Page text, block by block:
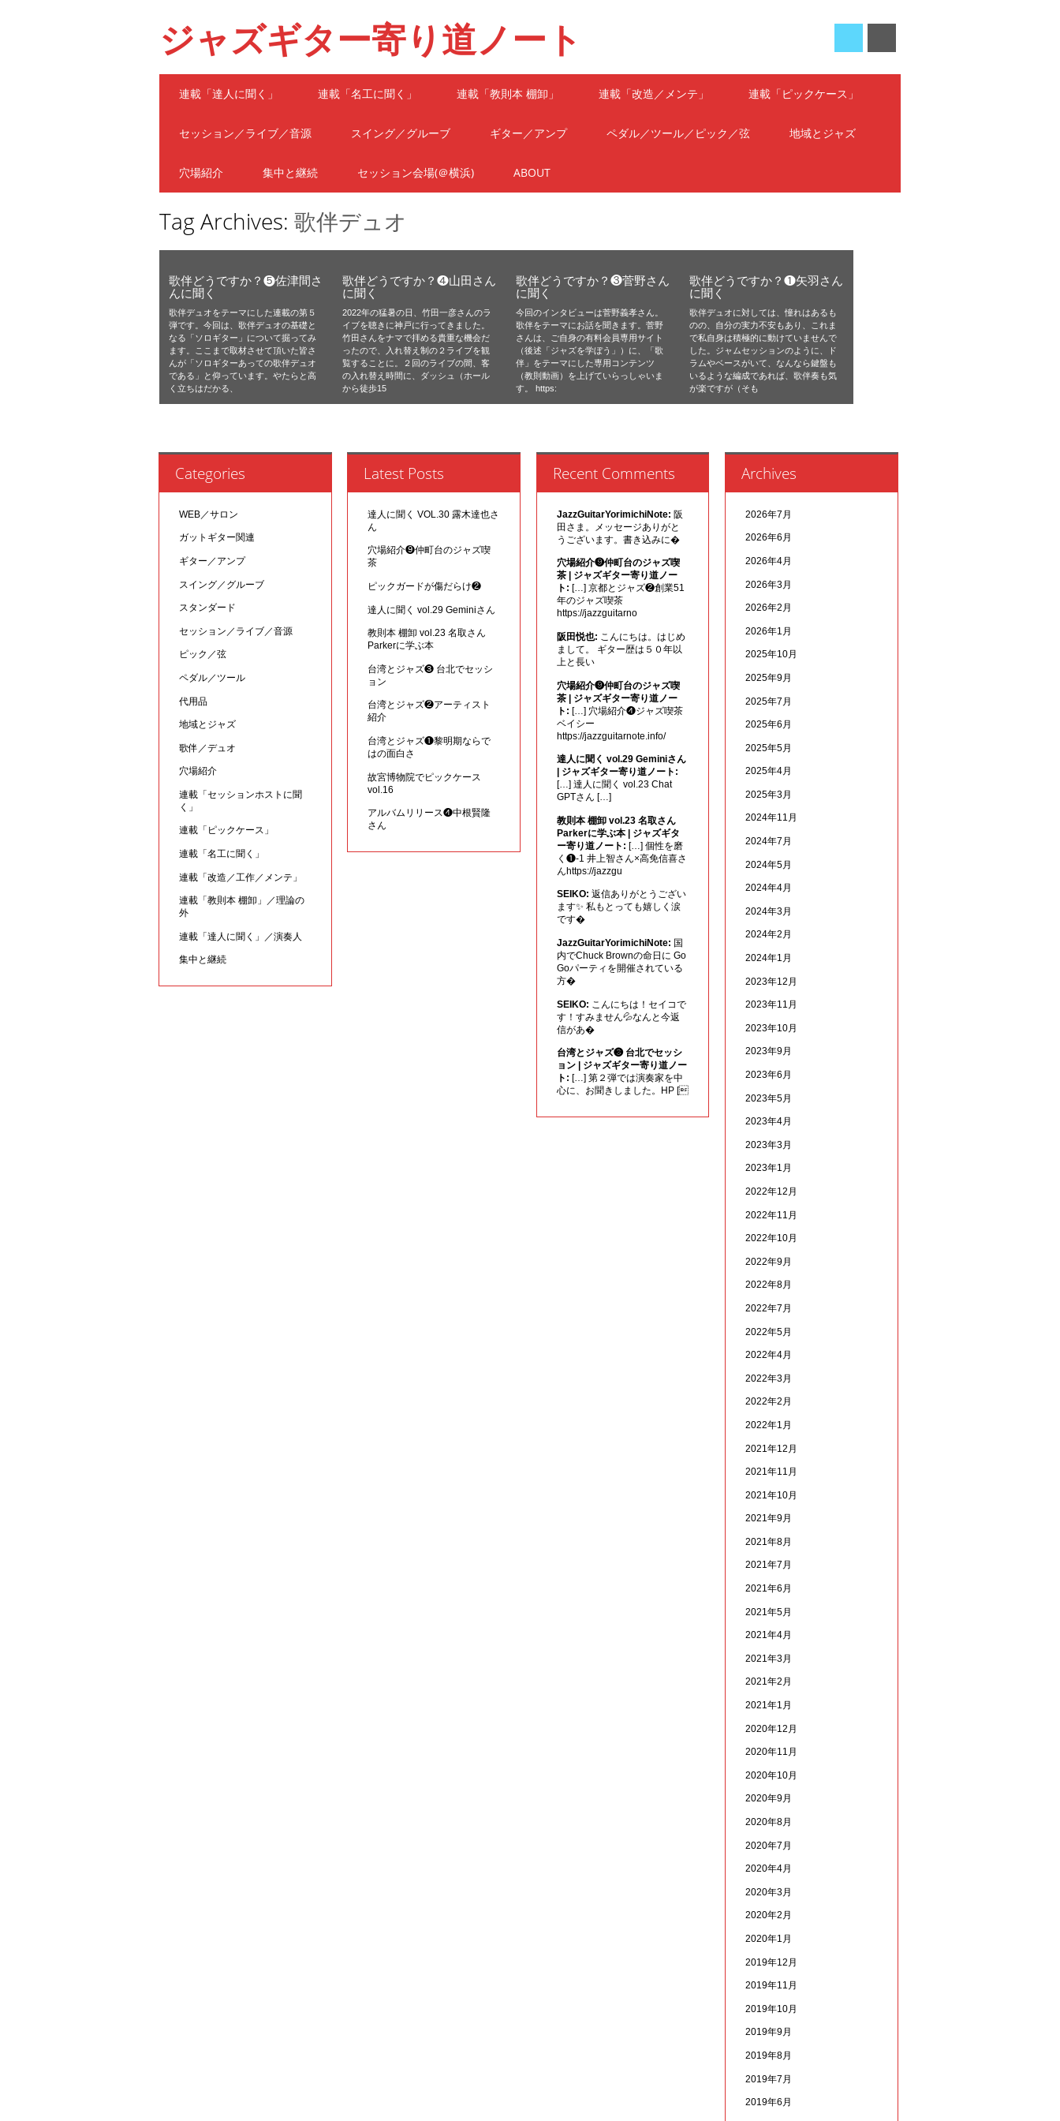
ジャズギター寄り道ノート
Main menu
連載「達人に聞く」 連載「名工に聞く」 連載「教則本 棚卸」 連載「改造／メンテ」 連載「ピックケース」
セッション／ライブ／音源 スイング／グルーブ ギター／アンプ ペダル／ツール／ピック／弦 地域とジャズ
穴場紹介 集中と継続 セッション会場(＠横浜) ABOUT
Tag Archives:歌伴デュオ
歌伴どうですか？❺佐津間さ
んに聞く
歌伴デュオをテーマにした連載の第５
弾です。今回は、歌伴デュオの基礎と
なる「ソロギター」について掘ってみ
ます。ここまで取材させて頂いた皆さ
んが「ソロギターあっての歌伴デュオ
である」と仰っています。やたらと高
く立ちはだかる、
歌伴どうですか？❹山田さん
に聞く
2022年の猛暑の日、竹田一彦さんのラ
イブを聴きに神戸に行ってきました。
竹田さんをナマで拝める貴重な機会だ
ったので、入れ替え制の２ライブを観
覧することに。２回のライブの間、客
の入れ替え時間に、ダッシュ（ホール
から徒歩15
歌伴どうですか？❸菅野さん
に聞く
今回のインタビューは菅野義孝さん。
歌伴をテーマにお話を聞きます。菅野
さんは、ご自身の有料会員専用サイト
（後述「ジャズを学ぼう」）に、「歌
伴」をテーマにした専用コンテンツ
（教則動画）を上げていらっしゃいま
す。 https:
歌伴どうですか？❶矢羽さん
に聞く
歌伴デュオに対しては、憧れはあるも
のの、自分の実力不安もあり、これま
で私自身は積極的に動けていませんで
した。ジャムセッションのように、ド
ラムやベースがいて、なんなら鍵盤も
いるような編成であれば、歌伴奏も気
が楽ですが（そも
Categories
WEB／サロン
ガットギター関連
ギター／アンプ
スイング／グルーブ
スタンダード
セッション／ライブ／音源
ピック／弦
ペダル／ツール
代用品
地域とジャズ
歌伴／デュオ
穴場紹介
連載「セッションホストに聞
く」
連載「ピックケース」
連載「名工に聞く」
連載「改造／工作／メンテ」
連載「教則本 棚卸」／理論の
外
連載「達人に聞く」／演奏人
集中と継続
Latest Posts
達人に聞く VOL.30 露木達也さ
ん
穴場紹介❾仲町台のジャズ喫
茶
ピックガードが傷だらけ❷
達人に聞く vol.29 Geminiさん
教則本 棚卸 vol.23 名取さん
Parkerに学ぶ本
台湾とジャズ❸ 台北でセッシ
ョン
台湾とジャズ❷アーティスト
紹介
台湾とジャズ❶黎明期ならで
はの面白さ
故宮博物院でピックケース
vol.16
アルバムリリース❹中根賢隆
さん
Recent Comments
JazzGuitarYorimichiNote: 阪
田さま。メッセージありがと
うございます。書き込みに�
穴場紹介❾仲町台のジャズ喫
茶 | ジャズギター寄り道ノー
ト: […] 京都とジャズ❷創業51
年のジャズ喫茶
https://jazzguitarno
阪田悦也: こんにちは。はじめ
まして。 ギター歴は５０年以
上と長い
穴場紹介❾仲町台のジャズ喫
茶 | ジャズギター寄り道ノー
ト: […] 穴場紹介❹ジャズ喫茶
ベイシー
https://jazzguitarnote.info/
達人に聞く vol.29 Geminiさん
| ジャズギター寄り道ノート:
[…] 達人に聞く vol.23 Chat
GPTさん […]
教則本 棚卸 vol.23 名取さん
Parkerに学ぶ本 | ジャズギタ
ー寄り道ノート: […] 個性を磨
く❶-1 井上智さん×高免信喜さ
んhttps://jazzgu
SEIKO: 返信ありがとうござい
ます✨ 私もとっても嬉しく涙
です�
JazzGuitarYorimichiNote: 国
内でChuck Brownの命日に Go
Goパーティを開催されている
方�
SEIKO: こんにちは！セイコで
す！すみません💦なんと今返
信があ�
台湾とジャズ❸ 台北でセッシ
ョン | ジャズギター寄り道ノー
ト: […] 第２弾では演奏家を中
心に、お聞きしました。HP [
Archives
2026年7月
2026年6月
2026年4月
2026年3月
2026年2月
2026年1月
2025年10月
2025年9月
2025年7月
2025年6月
2025年5月
2025年4月
2025年3月
2024年11月
2024年7月
2024年5月
2024年4月
2024年3月
2024年2月
2024年1月
2023年12月
2023年11月
2023年10月
2023年9月
2023年6月
2023年5月
2023年4月
2023年3月
2023年1月
2022年12月
2022年11月
2022年10月
2022年9月
2022年8月
2022年7月
2022年5月
2022年4月
2022年3月
2022年2月
2022年1月
2021年12月
2021年11月
2021年10月
2021年9月
2021年8月
2021年7月
2021年6月
2021年5月
2021年4月
2021年3月
2021年2月
2021年1月
2020年12月
2020年11月
2020年10月
2020年9月
2020年8月
2020年7月
2020年4月
2020年3月
2020年2月
2020年1月
2019年12月
2019年11月
2019年10月
2019年9月
2019年8月
2019年7月
2019年6月